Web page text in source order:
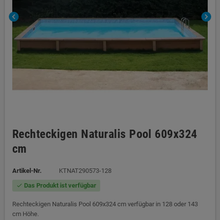
chevron_left chevron_right
Rechteckigen Naturalis Pool 609x324
cm
Artikel-Nr. KTNAT290573-128
check Das Produkt ist verfügbar
Rechteckigen Naturalis Pool 609x324 cm verfügbar in 128 oder 143
cm Höhe.